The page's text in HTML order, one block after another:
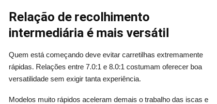
Relação de recolhimento
intermediária é mais versátil
Quem está começando deve evitar carretilhas extremamente
rápidas. Relações entre 7.0:1 e 8.0:1 costumam oferecer boa
versatilidade sem exigir tanta experiência.
Modelos muito rápidos aceleram demais o trabalho das iscas e